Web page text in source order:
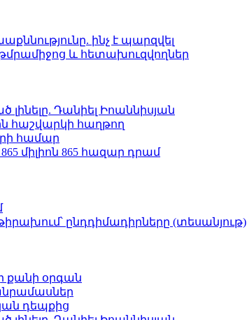
ինչ է պարզվել
և հետախուզվողներ
Դանիել Իոաննիսյան
հաշվարկի հաղթող
համար
միլիոն 865 հազար դրամ
ընդդիմադիրները (տեսանյութ)
քանի օրգան
դեպքից